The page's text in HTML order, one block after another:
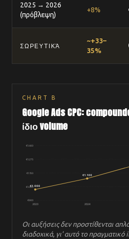
2025 → 2026
(πρόβλεψη)
+8%
ΣΩΡΕΥΤΙΚΆ
~+33–
35%
CHART B
Google Ads CPC:
ίδιο volume
€1.400
€1.275
€1.150
€1.025
€900
€1.000
2023
€1.100
2024
Οι αυξήσεις δεν προστίθενται
διαδοχικά, γι' αυτό το